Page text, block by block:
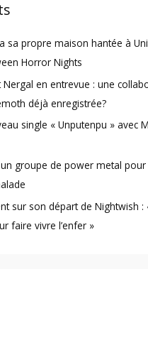
sa propre maison hantée à
Horror Nights
Nergal en entrevue : une
déjà enregistrée?
single « Unputenpu » avec
groupe de power metal
sur son départ de Nightwish :
faire vivre l’enfer »